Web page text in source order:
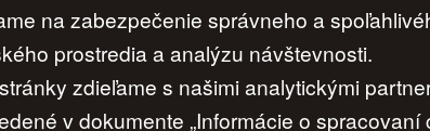
na zabezpečenie správneho a
prostredia a analýzu návštevnosti.
zdieľame s našimi analytickými
v dokumente „Informácie o spracovaní